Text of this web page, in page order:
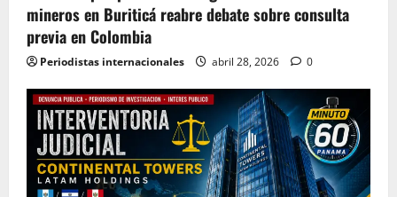
mineros en Buriticá reabre debate sobre consulta
previa en Colombia
Periodistas internacionales abril 28, 2026 0